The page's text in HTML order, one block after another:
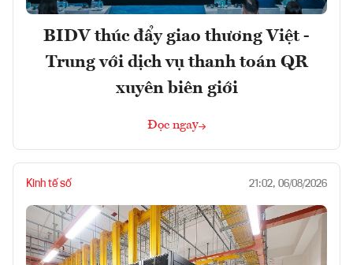
BIDV thúc đẩy giao thương Việt -
Trung với dịch vụ thanh toán QR
xuyên biên giới
Đọc ngay
Kinh tế số 21:02, 06/08/2026